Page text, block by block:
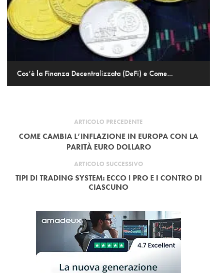
Cos’è la Finanza Decentralizzata (DeFi) e Come...
ARTICOLO PRECEDENTE
COME CAMBIA L’INFLAZIONE IN EUROPA CON LA
PARITÀ EURO DOLLARO
ARTICOLO SUCCESSIVO
TIPI DI TRADING SYSTEM: ECCO I PRO E I CONTRO DI
CIASCUNO